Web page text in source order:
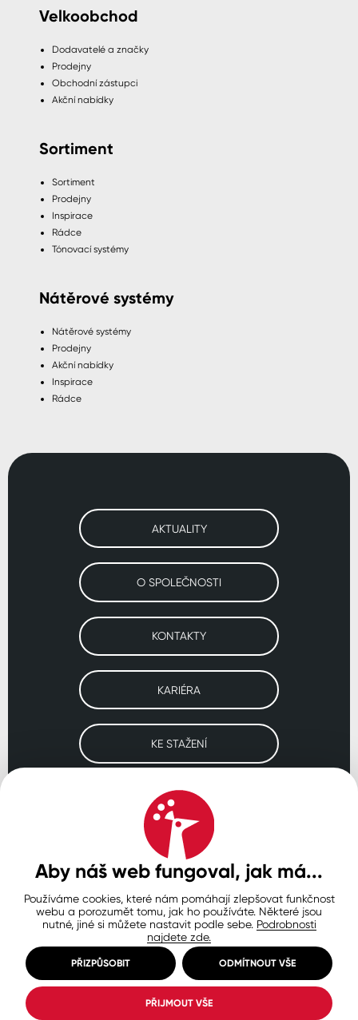
Velkoobchod
Dodavatelé a značky
Prodejny
Obchodní zástupci
Akční nabídky
Sortiment
Sortiment
Prodejny
Inspirace
Rádce
Tónovací systémy
Nátěrové systémy
Nátěrové systémy
Prodejny
Akční nabídky
Inspirace
Rádce
AKTUALITY
O SPOLEČNOSTI
KONTAKTY
KARIÉRA
KE STAŽENÍ
Navštivte naše pobočky
SLOVENSKO POLSKO
Ochrana osobních údajů
Zásady používání souborů cookie
Nastavení cookies
© Copyright 2026 COLORLAK
Created by inCUBE
Aby náš web fungoval, jak má...
Používáme cookies, které nám pomáhají zlepšovat funkčnost
webu a porozumět tomu, jak ho používáte. Některé jsou
nutné, jiné si můžete nastavit podle sebe. Podrobnosti
najdete zde.
PŘIZPŮSOBIT ODMÍTNOUT VŠE
PŘIJMOUT VŠE